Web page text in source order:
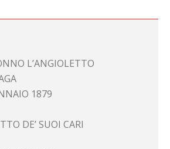
L’ANGIOLETTO
1879
DE’ SUOI CARI